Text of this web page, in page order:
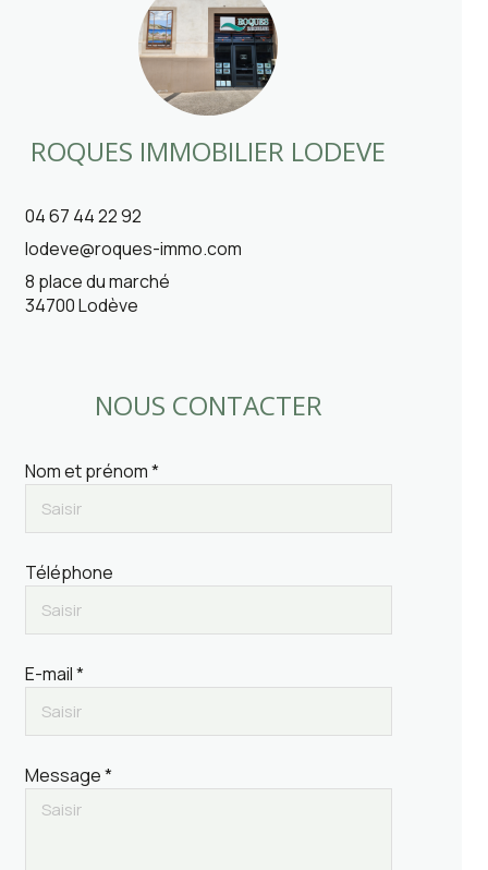
ROQUES IMMOBILIER LODEVE
04 67 44 22 92
lodeve@roques-immo.com
8 place du marché
34700 Lodève
NOUS CONTACTER
Nom et prénom *
Téléphone
E-mail *
Message *